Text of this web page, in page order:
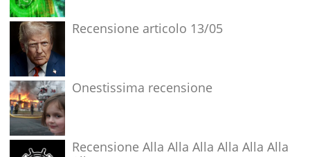
Recensione articolo 13/05
Onestissima recensione
Recensione Alla Alla Alla Alla Alla Alla